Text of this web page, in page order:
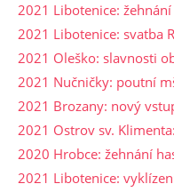
2021 Libotenice:
2021 Libotenice: svatba
2021 Oleško: slavnosti
2021 Nučničky: poutní
2021 Brozany: nový
2021 Ostrov sv.
2020 Hrobce: žehnání
2021 Libotenice: